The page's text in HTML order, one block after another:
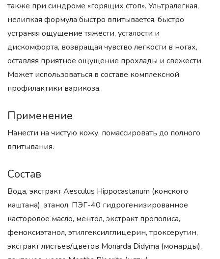
также при синдроме «горящих стоп». Ультралегкая,
нелипкая формула быстро впитывается, быстро
устраняя ощущение тяжести, усталости и
дискомфорта, возвращая чувство легкости в ногах,
оставляя приятное ощущение прохлады и свежести.
Может использоваться в составе комплексной
профилактики варикоза.
Применение
Нанести на чистую кожу, помассировать до полного
впитывания.
Состав
Вода, экстракт Aesculus Hippocastanum (конского
каштана), этанол, ПЭГ-40 гидрогенизированное
касторовое масло, ментол, экстракт прополиса,
феноксиэтанол, этилгексилглицерин, троксерутин,
экстракт листьев/цветов Monarda Didyma (монарды),